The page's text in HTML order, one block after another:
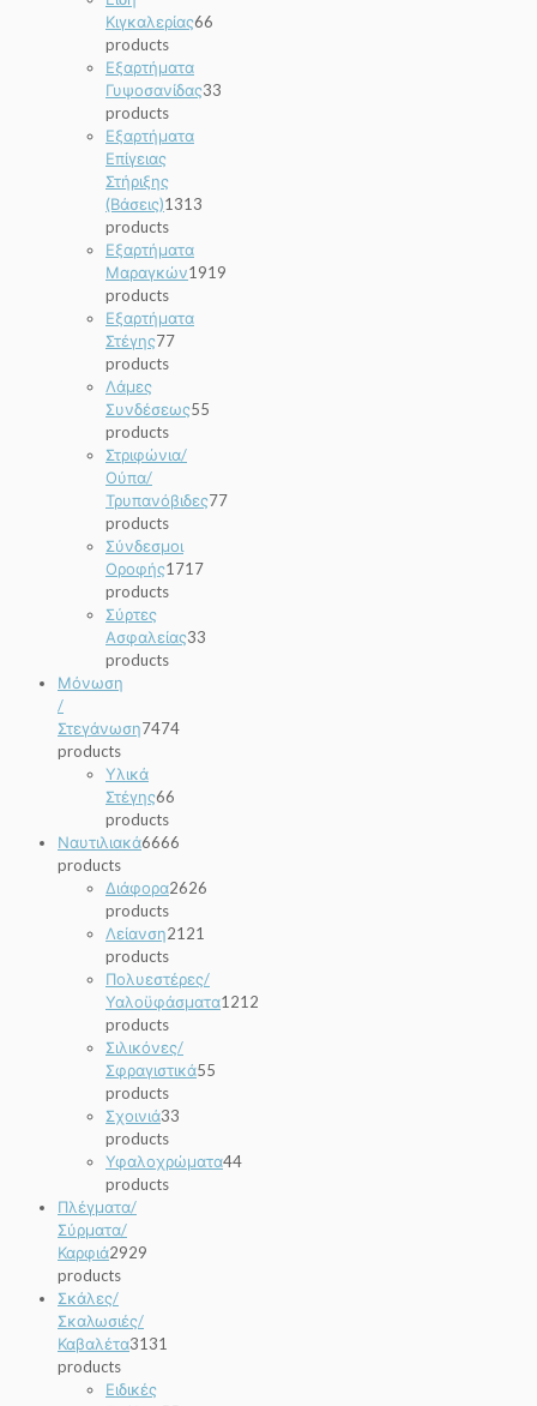
Κιγκαλερίας66
products
Εξαρτήματα
Γυψοσανίδας33
products
Εξαρτήματα
Επίγειας
Στήριξης
(Βάσεις)1313
products
Εξαρτήματα
Μαραγκών1919
products
Εξαρτήματα
Στέγης77
products
Λάμες
Συνδέσεως55
products
Στριφώνια/
Ούπα/
Τρυπανόβιδες77
products
Σύνδεσμοι
Οροφής1717
products
Σύρτες
Ασφαλείας33
products
Μόνωση
/
Στεγάνωση7474
products
Υλικά
Στέγης66
products
Ναυτιλιακά6666
products
Διάφορα2626
products
Λείανση21 21
products
Πολυεστέρες/
Υαλοϋφάσματα1212
products
Σιλικόνες/
Σφραγιστικά55
products
Σχοινιά33
products
Υφαλοχρώματα44
products
Πλέγματα/
Σύρματα/
Καρφιά2929
products
Σκάλες/
Σκαλωσιές/
Καβαλέτα31 31
products
Ειδικές